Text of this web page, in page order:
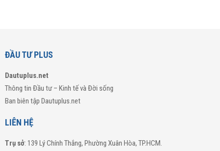
ĐẦU TƯ PLUS
Dautuplus.net
Thông tin Đầu tư – Kinh tế và Đời sống
Ban biên tập Dautuplus.net
LIÊN HỆ
Trụ sở: 139 Lý Chính Thắng, Phường Xuân Hòa, TP.HCM.